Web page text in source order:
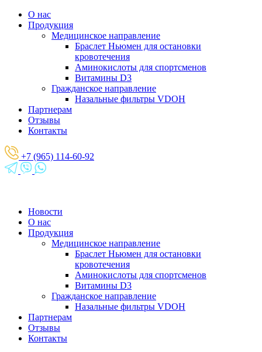
О нас
Продукция
Медицинское направление
Браслет Ньюмен для остановки
кровотечения
Аминокислоты для спортсменов
Витамины D3
Гражданское направление
Назальные фильтры VDOH
Партнерам
Отзывы
Контакты
+7 (965) 114-60-92
Новости
О нас
Продукция
Медицинское направление
Браслет Ньюмен для остановки
кровотечения
Аминокислоты для спортсменов
Витамины D3
Гражданское направление
Назальные фильтры VDOH
Партнерам
Отзывы
Контакты